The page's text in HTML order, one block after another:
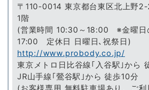
〒110-0014 東京都台東区北上野
1階
(営業時間 10:30～18:00 ※金曜日
17:00 定休日 日曜日､祝祭日)
http://www.probody.co.jp/
東京メトロ日比谷線｢入谷駅｣から
JR山手線｢鶯谷駅｣から 徒歩10分
(お客様専用 無料駐車場あり、ご